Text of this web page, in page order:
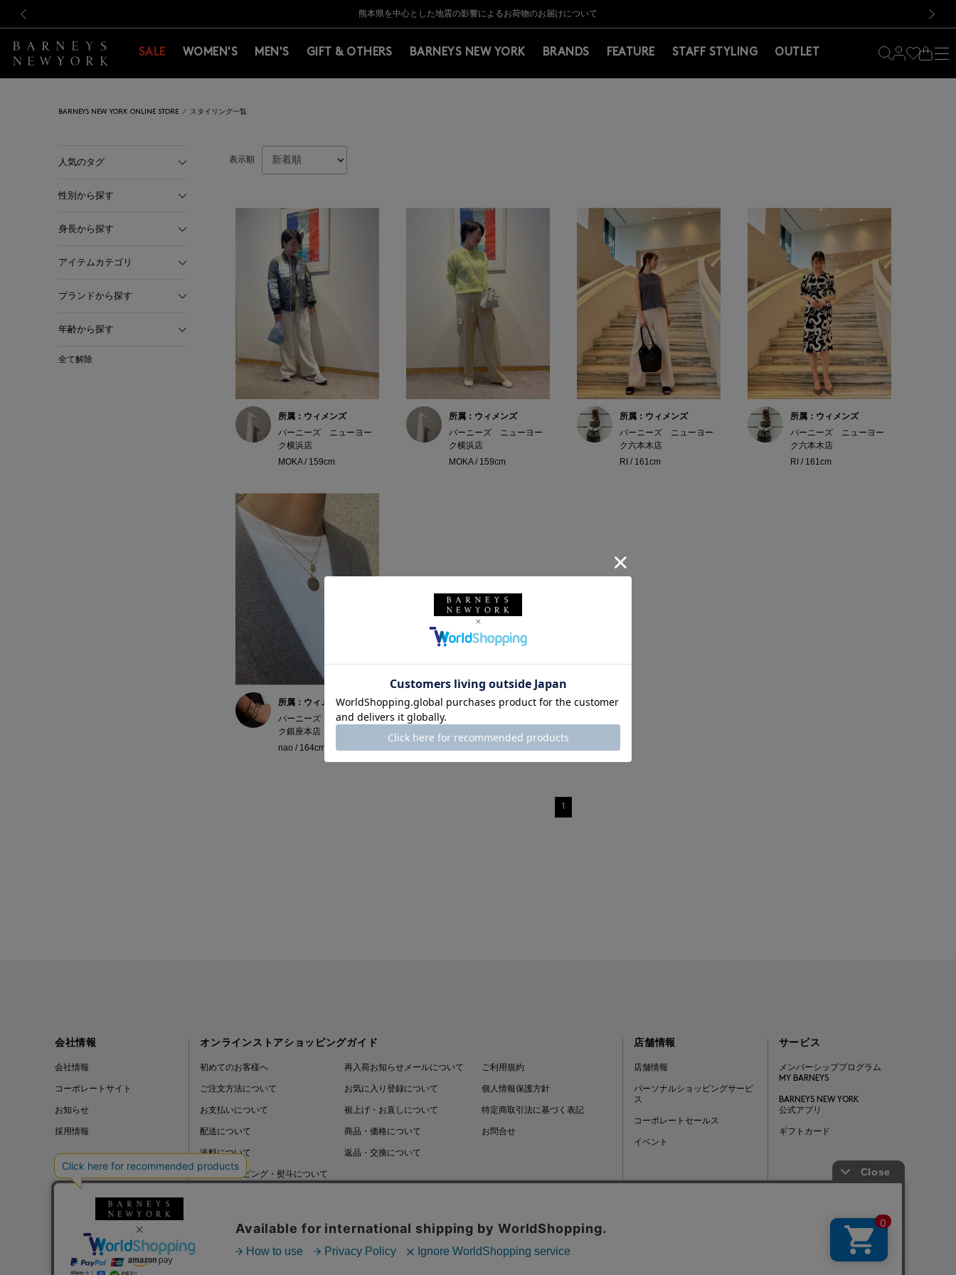
新規登録のお客様も対象！＜MY BARNEYS＞会員のお客様は11,000円（税込）以上のお買上げで常時送料無料！お買い物の際は会員登録を！
【夏季休業に伴う返品・交換承り一時停止のお知らせ】（2026.8.5）
熊本県を中心とした地震の影響によるお荷物のお届けについて
【開催中】SUMMER SALEのご案内・ご注意事項
新規登録のお客様も対象！＜MY BARNEYS＞会員のお客様は11,000円（税込）以上のお買上げで常時送料無料！お買い物の際は会員登録を！
【夏季休業に伴う返品・交換承り一時停止のお知らせ】（2026.8.5）
SALE WOMEN'S MEN'S GIFT & OTHERS BARNEYS NEW YORK BRANDS FEATURE STAFF STYLING OUTLET
BARNEYS NEW YORK ONLINE STORE スタイリング一覧
人気のタグ
性別から探す
身長から探す
アイテムカテゴリ
ブランドから探す
年齢から探す
全て解除
表示順
所属：ウィメンズ
バーニーズ ニューヨー
ク横浜店
MOKA / 159cm
所属：ウィメンズ
バーニーズ ニューヨー
ク横浜店
MOKA / 159cm
所属：ウィメンズ
バーニーズ ニューヨー
ク六本木店
RI / 161cm
所属：ウィメンズ
バーニーズ ニューヨー
ク六本木店
RI / 161cm
所属：ウィメンズ
バーニーズ ニューヨー
ク銀座本店
nao / 164cm
1
会社情報
会社情報
コーポレートサイト
お知らせ
採用情報
オンラインストアショッピングガイド
初めてのお客様へ
ご注文方法について
お支払いについて
配送について
送料について
ギフトラッピング・熨斗について
再入荷お知らせメールについて
お気に入り登録について
裾上げ・お直しについて
商品・価格について
返品・交換について
ご利用規約
個人情報保護方針
特定商取引法に基づく表記
お問合せ
店舗情報
店舗情報
パーソナルショッピングサービ
ス
コーポレートセールス
イベント
サービス
メンバーシッププログラム
MY BARNEYS
BARNEYS NEW YORK
公式アプリ
ギフトカード